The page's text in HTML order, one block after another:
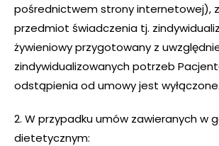
pośrednictwem strony internetowej),
przedmiot świadczenia tj.
żywieniowy przygotowany z
zindywidualizowanych potrzeb
odstąpienia od umowy jest wyłączone.
2. W przypadku umów zawieranych w
dietetycznym: